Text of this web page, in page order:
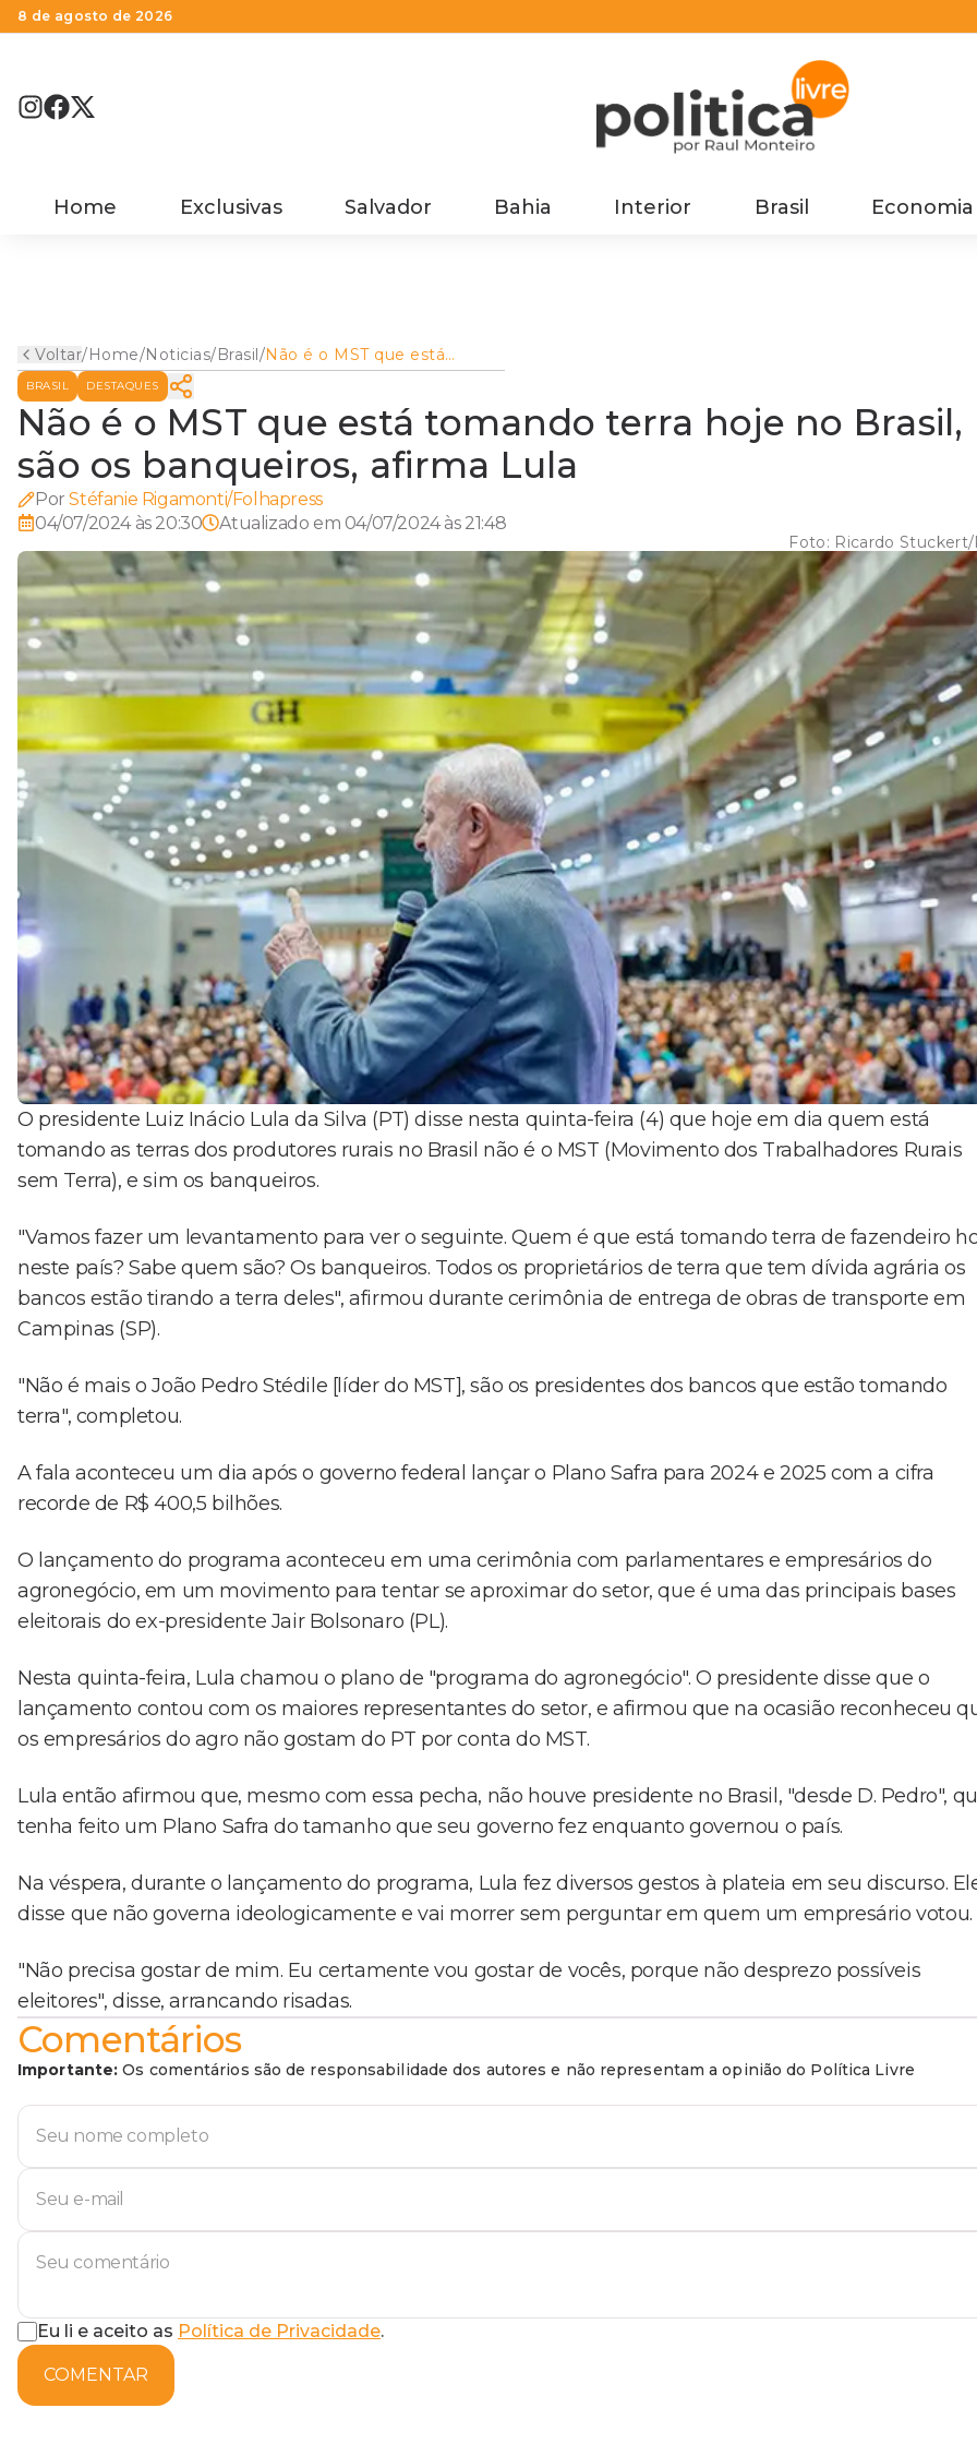
8 de agosto de 2026
Home Exclusivas Salvador Bahia Interior Brasil Economia
Voltar/Home/Noticias/Brasil/Não é o MST que está
tomando terra hoje no Brasil,
BRASIL DESTAQUES
Não é o MST que está tomando terra hoje no Brasil,
são os banqueiros, afirma Lula
Por Stéfanie Rigamonti/Folhapress
04/07/2024 às 20:30
Atualizado em 04/07/2024 às 21:48
Foto: Ricardo Stuckert/
O presidente Luiz Inácio Lula da Silva (PT) disse nesta quinta-feira (4) que hoje em dia quem está
tomando as terras dos produtores rurais no Brasil não é o MST (Movimento dos Trabalhadores Rurais
sem Terra), e sim os banqueiros.
"Vamos fazer um levantamento para ver o seguinte. Quem é que está tomando terra de fazendeiro
neste país? Sabe quem são? Os banqueiros. Todos os proprietários de terra que tem dívida agrária os
bancos estão tirando a terra deles", afirmou durante cerimônia de entrega de obras de transporte em
Campinas (SP).
"Não é mais o João Pedro Stédile [líder do MST], são os presidentes dos bancos que estão tomando
terra", completou.
A fala aconteceu um dia após o governo federal lançar o Plano Safra para 2024 e 2025 com a cifra
recorde de R$ 400,5 bilhões.
O lançamento do programa aconteceu em uma cerimônia com parlamentares e empresários do
agronegócio, em um movimento para tentar se aproximar do setor, que é uma das principais bases
eleitorais do ex-presidente Jair Bolsonaro (PL).
Nesta quinta-feira, Lula chamou o plano de "programa do agronegócio". O presidente disse que o
lançamento contou com os maiores representantes do setor, e afirmou que na ocasião reconheceu
os empresários do agro não gostam do PT por conta do MST.
Lula então afirmou que, mesmo com essa pecha, não houve presidente no Brasil, "desde D. Pedro",
tenha feito um Plano Safra do tamanho que seu governo fez enquanto governou o país.
Na véspera, durante o lançamento do programa, Lula fez diversos gestos à plateia em seu discurso.
disse que não governa ideologicamente e vai morrer sem perguntar em quem um empresário votou.
"Não precisa gostar de mim. Eu certamente vou gostar de vocês, porque não desprezo possíveis
eleitores", disse, arrancando risadas.
Comentários
Importante: Os comentários são de responsabilidade dos autores e não representam a opinião do Política Livre
Eu li e aceito as Política de Privacidade.
COMENTAR